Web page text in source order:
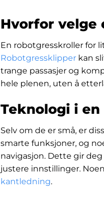
Hvorfor velge
En robotgresskroller for
Robotgressklipper kan
trange passasjer og
hele plenen, uten å
Teknologi i
Selv om de er små, er
smarte funksjoner, og
navigasjon. Dette gir deg
justere innstillinger.
kantledning.